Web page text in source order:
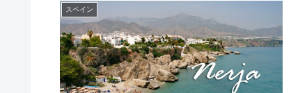
スペイン